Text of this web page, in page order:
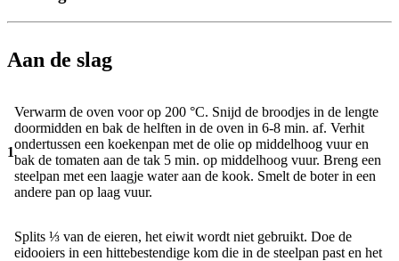
Aan de slag
1
Verwarm de oven voor op 200 °C. Snijd de broodjes in de lengte
doormidden en bak de helften in de oven in 6-8 min. af. Verhit
ondertussen een koekenpan met de olie op middelhoog vuur en
bak de tomaten aan de tak 5 min. op middelhoog vuur. Breng een
steelpan met een laagje water aan de kook. Smelt de boter in een
andere pan op laag vuur.
Splits ⅓ van de eieren, het eiwit wordt niet gebruikt. Doe de
eidooiers in een hittebestendige kom die in de steelpan past en het